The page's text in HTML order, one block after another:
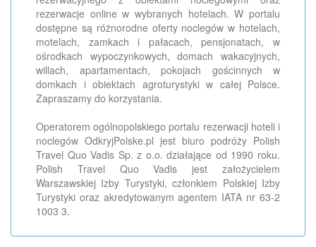
rezerwacje online w wybranych hotelach. W portalu
dostępne są różnorodne oferty noclegów w hotelach,
motelach, zamkach i pałacach, pensjonatach, w
ośrodkach wypoczynkowych, domach wakacyjnych,
willach, apartamentach, pokojach gościnnych w
domkach i obiektach agroturystyki w całej Polsce.
Zapraszamy do korzystania.
Operatorem ogólnopolskiego portalu rezerwacji hoteli i
noclegów OdkryjPolske.pl jest biuro podróży Polish
Travel Quo Vadis Sp. z o.o. działające od 1990 roku.
Polish Travel Quo Vadis jest założycielem
Warszawskiej Izby Turystyki, członkiem Polskiej Izby
Turystyki oraz akredytowanym agentem IATA nr 63-2
1003 3.